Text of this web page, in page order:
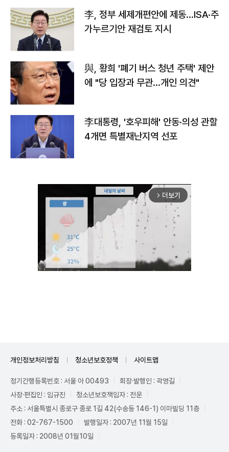
李, 정부 세제개편안에 제동…ISA·주
가누르기안 재검토 지시
與, 황희 '폐기 버스 청년 주택' 제안
에 "당 입장과 무관…개인 의견"
李대통령, '호우피해' 안동·의성 관할
4개면 특별재난지역 선포
arrow_forward_ios 더보기
개인정보처리방침 청소년보호정책 사이트맵
정기간행등록번호 : 서울 아 00493
회장·발행인 : 곽영길
사장·편집인 : 임규진
청소년보호책임자 : 전운
주소 : 서울특별시 종로구 종로 1길 42(수송동 146-1) 이마빌딩 11층
전화 : 02-767-1500
발행일자 : 2007년 11월 15일
등록일자 : 2008년 01월10일